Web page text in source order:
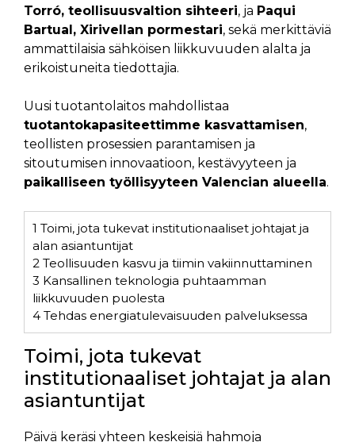
Torró, teollisuusvaltion sihteeri, ja Paqui
Bartual, Xirivellan pormestari, sekä merkittäviä
ammattilaisia sähköisen liikkuvuuden alalta ja
erikoistuneita tiedottajia.
Uusi tuotantolaitos mahdollistaa
tuotantokapasiteettimme kasvattamisen,
teollisten prosessien parantamisen ja
sitoutumisen innovaatioon, kestävyyteen ja
paikalliseen työllisyyteen Valencian alueella.
1 Toimi, jota tukevat institutionaaliset johtajat ja
alan asiantuntijat
2 Teollisuuden kasvu ja tiimin vakiinnuttaminen
3 Kansallinen teknologia puhtaamman
liikkuvuuden puolesta
4 Tehdas energiatulevaisuuden palveluksessa
Toimi, jota tukevat
institutionaaliset johtajat ja alan
asiantuntijat
Päivä keräsi yhteen keskeisiä hahmoja